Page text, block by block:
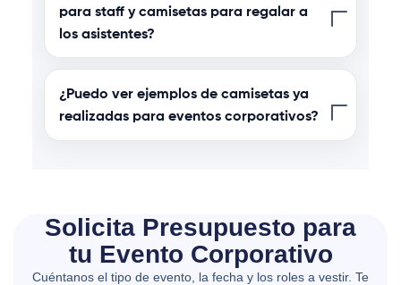
para staff y camisetas para regalar a
los asistentes?
¿Puedo ver ejemplos de camisetas ya
realizadas para eventos corporativos?
Solicita Presupuesto para
tu Evento Corporativo
Cuéntanos el tipo de evento, la fecha y los roles a vestir. Te